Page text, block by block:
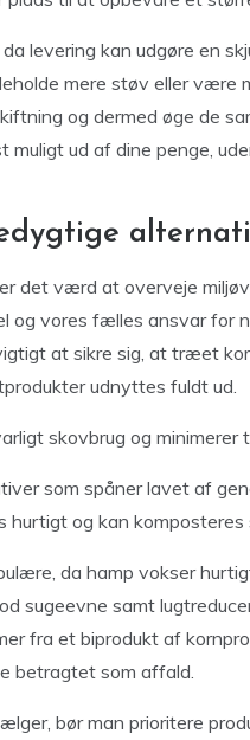
levering kan udgøre en
mere støv eller være
og dermed øge de
ud af dine penge,
det værd at overveje
og vores fælles ansvar for
at sikre sig, at træet
udnyttes fuldt ud.
skovbrug og
som spåner lavet af
hurtigt og kan
da hamp vokser
sugeevne samt
fra et biprodukt af
betragtet som affald.
bør man prioritere